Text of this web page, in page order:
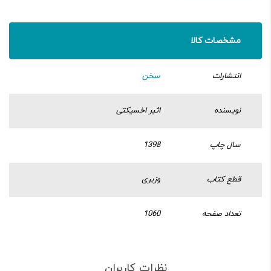
مشخصات کالا
انتشارات سخن
نویسنده اثیر اخسیکتی
سال چاپ 1398
قطع کتاب وزیری
تعداد صفحه 1060